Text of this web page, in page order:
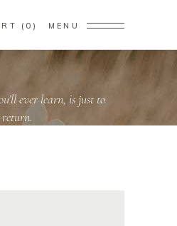
0 MENU
ever learn, is just to